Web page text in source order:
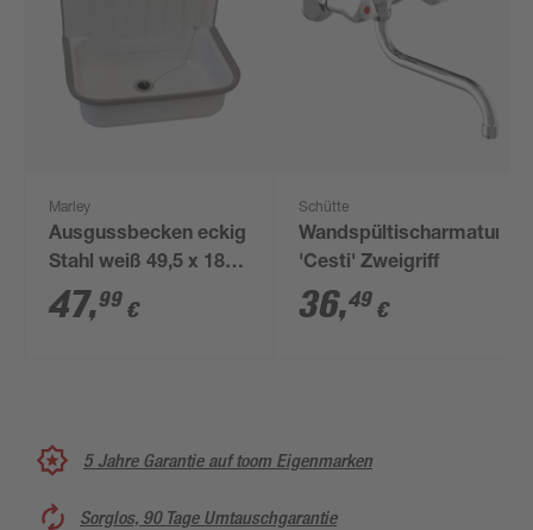
Marley
Ausgussbecken eckig
Stahl weiß 49,5 x 18 x
34 cm
47,99 €
Schütte
Wandspültischarmatur
'Cesti' Zweigriff
36,49 €
5 Jahre Garantie auf toom Eigenmarken
Sorglos, 90 Tage Umtauschgarantie